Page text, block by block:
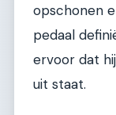
opschonen
pedaal
ervoor dat
uit staat.